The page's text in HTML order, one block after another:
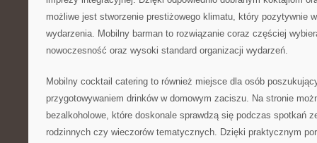
możliwe jest stworzenie prestiżowego klimatu, który pozytywnie
wydarzenia. Mobilny barman to rozwiązanie coraz częściej
nowoczesność oraz wysoki standard organizacji wydarzeń.
Mobilny cocktail catering to również miejsce dla osób
przygotowywaniem drinków w domowym zaciszu. Na stronie
bezalkoholowe, które doskonale sprawdzą się podczas spotkań
rodzinnych czy wieczorów tematycznych. Dzięki praktycznym